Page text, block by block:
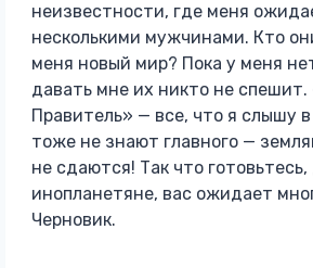
неизвестности, где меня
несколькими мужчинами. Кто
меня новый мир? Пока у меня
давать мне их никто не спешит.
Правитель» — все, что я слышу
тоже не знают главного —
не сдаются! Так что
инопланетяне, вас ожидает
Черновик.